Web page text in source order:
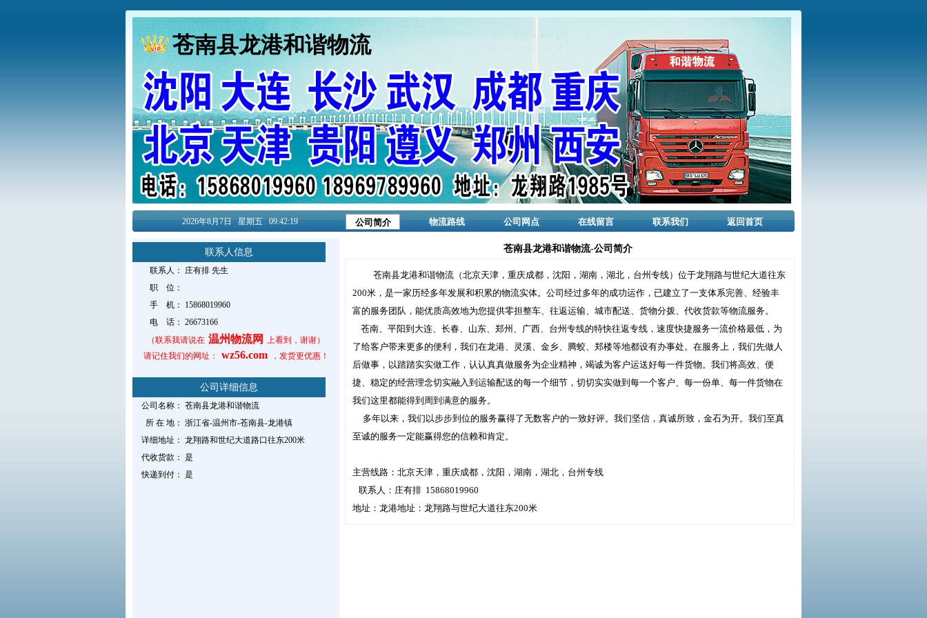
苍南县龙港和谐物流
2026年8月7日 星期五 09:42:19 公司简介 物流路线 公司网点 在线留言 联系我们 返回首页
联系人信息
联系人： 庄有排 先生
职 位：
手 机：
15868019960
电 话： 26673166
（联系我请说在 温州物流网 上看到，谢谢）
请记住我们的网址：
wz56.com ，发货更优惠！
公司详细信息
公司名称： 苍南县龙港和谐物流
所 在 地： 浙江省-温州市-苍南县-龙港镇
详细地址： 龙翔路和世纪大道路口往东200米
代收货款： 是
快递到付： 是
苍南县龙港和谐物流-公司简介
苍南县龙港和谐物流（北京天津，重庆成都，沈阳，湖南，湖北，台州专线）位于龙翔路与世纪大道往东
200米，是一家历经多年发展和积累的物流实体。公司经过多年的成功运作，已建立了一支体系完善、经验丰
富的服务团队，能优质高效地为您提供零担整车、往返运输、城市配送、货物分拨、代收货款等物流服务。
苍南、平阳到大连、长春、山东、郑州、广西、台州专线的特快往返专线，速度快捷服务一流价格最低，为
了给客户带来更多的便利，我们在龙港、灵溪、金乡、腾蛟、郑楼等地都设有办事处。在服务上，我们先做人
后做事，以踏踏实实做工作，认认真真做服务为企业精神，竭诚为客户运送好每一件货物。我们将高效、便
捷、稳定的经营理念切实融入到运输配送的每一个细节，切切实实做到每一个客户、每一份单、每一件货物在
我们这里都能得到周到满意的服务。
多年以来，我们以步步到位的服务赢得了无数客户的一致好评。我们坚信，真诚所致，金石为开。我们至真
至诚的服务一定能赢得您的信赖和肯定。
主营线路：北京天津，重庆成都，沈阳，湖南，湖北，台州专线
联系人：庄有排 15868019960
地址：龙港地址：龙翔路与世纪大道往东200米